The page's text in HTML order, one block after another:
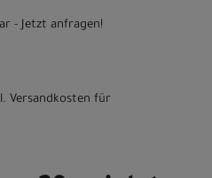
- Jetzt anfragen!
Versandkosten für